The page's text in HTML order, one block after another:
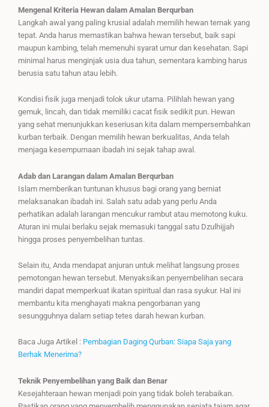
Mengenal Kriteria Hewan dalam Amalan Berqurban
Langkah awal yang paling krusial adalah memilih hewan ternak yang
tepat. Anda harus memastikan bahwa hewan tersebut, baik sapi
maupun kambing, telah memenuhi syarat umur dan kesehatan. Sapi
minimal harus menginjak usia dua tahun, sementara kambing harus
berusia satu tahun atau lebih.
Kondisi fisik juga menjadi tolok ukur utama. Pilihlah hewan yang
gemuk, lincah, dan tidak memiliki cacat fisik sedikit pun. Hewan
yang sehat menunjukkan keseriusan kita dalam mempersembahkan
kurban terbaik. Dengan memilih hewan berkualitas, Anda telah
menjaga kesempurnaan ibadah ini sejak tahap awal.
Adab dan Larangan dalam Amalan Berqurban
Islam memberikan tuntunan khusus bagi orang yang berniat
melaksanakan ibadah ini. Salah satu adab yang perlu Anda
perhatikan adalah larangan mencukur rambut atau memotong kuku.
Aturan ini mulai berlaku sejak memasuki tanggal satu Dzulhijjah
hingga proses penyembelihan tuntas.
Selain itu, Anda mendapat anjuran untuk melihat langsung proses
pemotongan hewan tersebut. Menyaksikan penyembelihan secara
mandiri dapat memperkuat ikatan spiritual dan rasa syukur. Hal ini
membantu kita menghayati makna pengorbanan yang
sesungguhnya dalam setiap tetes darah hewan kurban.
Baca Juga Artikel : Pembagian Daging Qurban: Siapa Saja yang
Berhak Menerima?
Teknik Penyembelihan yang Baik dan Benar
Kesejahteraan hewan menjadi poin yang tidak boleh terabaikan.